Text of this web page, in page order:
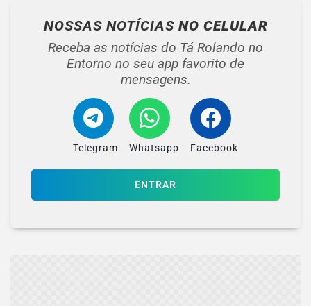
NOSSAS NOTÍCIAS NO CELULAR
Receba as notícias do Tá Rolando no
Entorno no seu app favorito de
mensagens.
Telegram Whatsapp Facebook
ENTRAR